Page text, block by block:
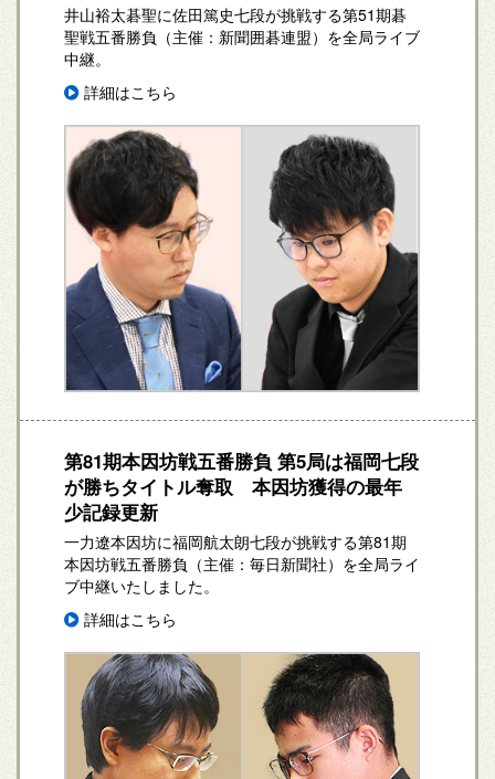
井山裕太碁聖に佐田篤史七段が挑戦する第51期碁
聖戦五番勝負（主催：新聞囲碁連盟）を全局ライブ
中継。
詳細はこちら
第81期本因坊戦五番勝負 第5局は福岡七段
が勝ちタイトル奪取 本因坊獲得の最年
少記録更新
一力遼本因坊に福岡航太朗七段が挑戦する第81期
本因坊戦五番勝負（主催：毎日新聞社）を全局ライ
ブ中継いたしました。
詳細はこちら